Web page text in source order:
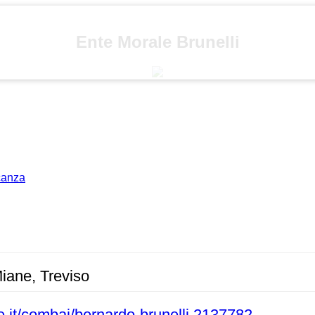
Ente Morale Brunelli
Treviso